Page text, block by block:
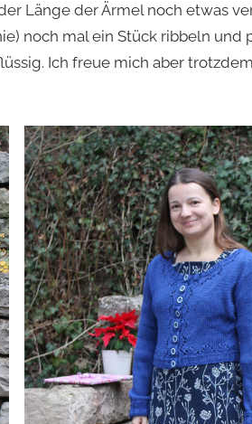
Länge der Ärmel noch etwas
noch mal ein Stück ribbeln und
Ich freue mich aber